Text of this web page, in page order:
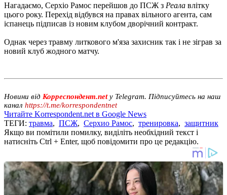
Нагадаємо, Серхіо Рамос перейшов до ПСЖ з Реала влітку
цього року. Перехід відбувся на правах вільного агента, сам
іспанець підписав із новим клубом дворічний контракт.
Однак через травму литкового м'яза захисник так і не зіграв за
новий клуб жодного матчу.
Новини від Корреспондент.netу Telegram. Підписуйтесь на наш
канал https://t.me/korrespondentnet
Читайте Korrespondent.net в Google News
ТЕГИ: травма, ПСЖ, Серхио Рамос, тренировка, защитник
Якщо ви помітили помилку, виділіть необхідний текст і
натисніть Ctrl + Enter, щоб повідомити про це редакцію.